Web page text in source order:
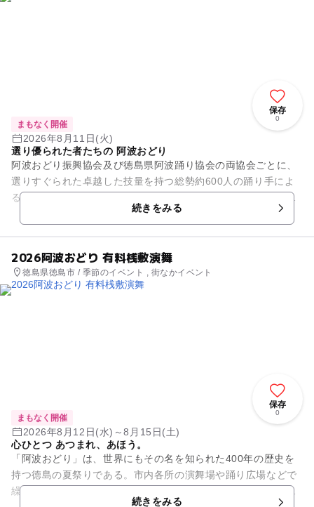
保存
0
まもなく開催
2026年8月11日(火)
選り優られた者たちの 阿波おどり
阿波おどり振興協会及び徳島県阿波踊り協会の両協会ごとに、
選りすぐられた卓越した技量を持つ総勢約600人の踊り手によ
る究極の舞台。踊り手たちに宿る息を呑む美しさ、火のような
情熱、伝統を継承してゆく...続きをみる
2026阿波おどり 有料桟敷演舞
徳島県徳島市 / 季節のイベント , 街なかイベント
保存
0
まもなく開催
2026年8月12日(水)～8月15日(土)
心ひとつ あつまれ、あほう。
「阿波おどり」は、世界にもその名を知られた400年の歴史を
持つ徳島の夏祭りである。市内各所の演舞場や踊り広場などで
繰り広げられる。期間中は、街中に阿波おどりのお囃子が響
続きをみる